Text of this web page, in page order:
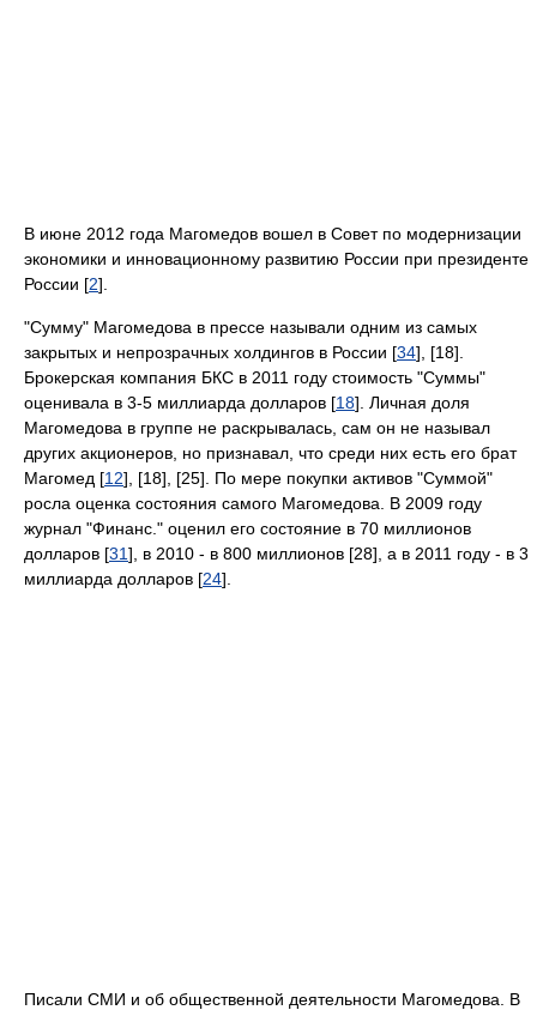
В июне 2012 года Магомедов вошел в Совет по модернизации
экономики и инновационному развитию России при президенте
России [2].
"Сумму" Магомедова в прессе называли одним из самых
закрытых и непрозрачных холдингов в России [34], [18].
Брокерская компания БКС в 2011 году стоимость "Суммы"
оценивала в 3-5 миллиарда долларов [18]. Личная доля
Магомедова в группе не раскрывалась, сам он не называл
других акционеров, но признавал, что среди них есть его брат
Магомед [12], [18], [25]. По мере покупки активов "Суммой"
росла оценка состояния самого Магомедова. В 2009 году
журнал "Финанс." оценил его состояние в 70 миллионов
долларов [31], в 2010 - в 800 миллионов [28], а в 2011 году - в 3
миллиарда долларов [24].
Писали СМИ и об общественной деятельности Магомедова. В